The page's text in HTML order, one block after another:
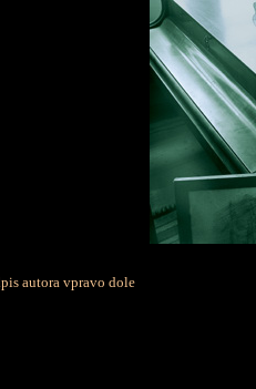
autora vpravo dole